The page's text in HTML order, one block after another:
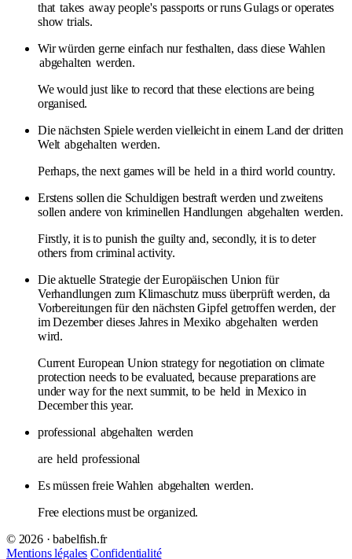
that takes away people's passports or runs Gulags or operates
show trials.
Wir würden gerne einfach nur festhalten, dass diese Wahlen
abgehalten werden.
We would just like to record that these elections are being
organised.
Die nächsten Spiele werden vielleicht in einem Land der dritten
Welt abgehalten werden.
Perhaps, the next games will be held in a third world country.
Erstens sollen die Schuldigen bestraft werden und zweitens
sollen andere von kriminellen Handlungen abgehalten werden.
Firstly, it is to punish the guilty and, secondly, it is to deter
others from criminal activity.
Die aktuelle Strategie der Europäischen Union für
Verhandlungen zum Klimaschutz muss überprüft werden, da
Vorbereitungen für den nächsten Gipfel getroffen werden, der
im Dezember dieses Jahres in Mexiko abgehalten werden
wird.
Current European Union strategy for negotiation on climate
protection needs to be evaluated, because preparations are
under way for the next summit, to be held in Mexico in
December this year.
professional abgehalten werden
are held professional
Es müssen freie Wahlen abgehalten werden.
Free elections must be organized.
© 2026 · babelfish.fr
Mentions légales Confidentialité